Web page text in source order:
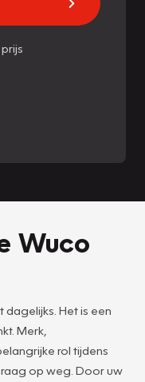
Wuco
Het is een
Merk,
rol tijdens
op weg. Door uw